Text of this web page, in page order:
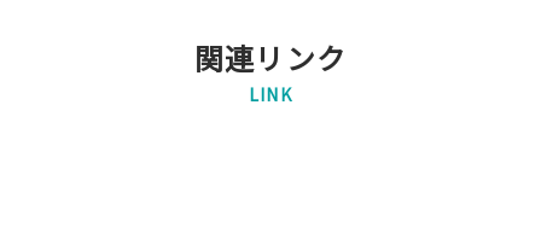
関連リンク
LINK